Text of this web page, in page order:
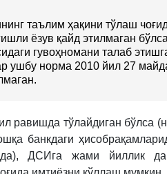
таълим ҳақини тўлаш
ёзув қайд этилмаган
гувоҳномани талаб
ушбу норма 2010 йил 27
равишда тўлайдиган бўлса
банкдаги
ДСИга жами йиллик